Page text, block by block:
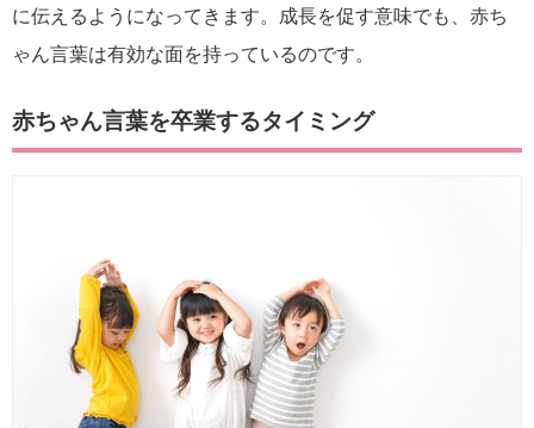
に伝えるようになってきます。成長を促す意味でも、赤ち
ゃん言葉は有効な面を持っているのです。
赤ちゃん言葉を卒業するタイミング